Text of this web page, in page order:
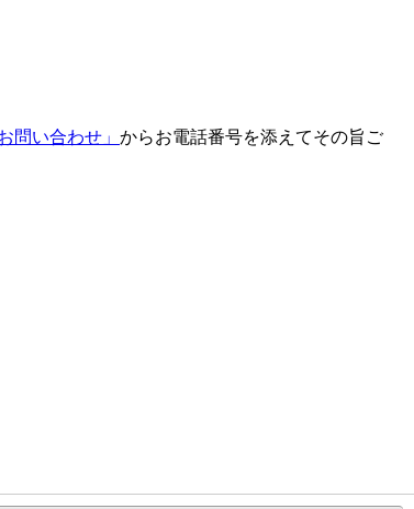
お問い合わせ」 からお電話番号を添えてその旨ご